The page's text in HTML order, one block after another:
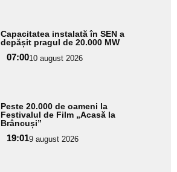
Capacitatea instalată în SEN a
depășit pragul de 20.000 MW
07:0010 august 2026
Peste 20.000 de oameni la
Festivalul de Film „Acasă la
Brâncuși”
19:019 august 2026